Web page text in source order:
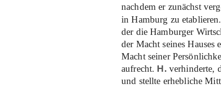
nachdem er zunächst
in Hamburg zu
der die Hamburger
der Macht seines
Macht seiner
aufrecht. H. verhinderte,
und stellte erhebliche